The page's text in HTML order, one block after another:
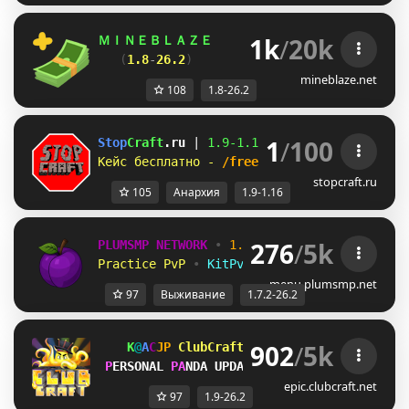
ＭＩＮＥＢＬＡＺＥ // 「 Взломай
(1.8-26.2) // забирай
1k/20k
mineblaze.net
108 1.8-26.2
StopCraft.ru 1.9-1.16 | Справедливый
Кейс бесплатно -
/freecase | Паркур,
1/100
stopcraft.ru
105 Анархия 1.9-1.16
PLUMSMP NETWORK • 1.7.2 ➜ 26.2
Practice PvP
• KitPvP • Lifesteal
276/5k
menu.plumsmp.net
97 Выживание 1.7.2-26.2
CR]OWF ClubCraft Network • [1.9 ➥
PERSONAL PANDA UPDA E! | Co mmand p
902/5k
epic.clubcraft.net
97 1.9-26.2